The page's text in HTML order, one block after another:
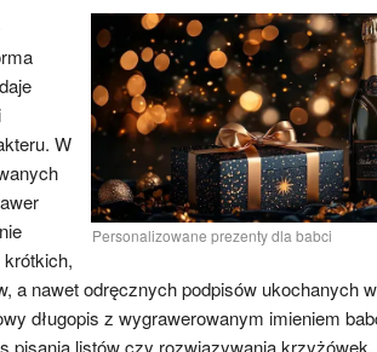
Personalizowane prezenty dla babci
W
krótkich,
a nawet odręcznych podpisów ukochanych
długopis z wygrawerowanym imieniem
pisania listów czy rozwiązywania krzyżówek.